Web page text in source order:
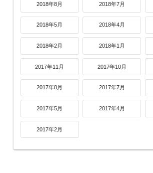
2018年8月 2018年7月
2018年5月 2018年4月
2018年2月 2018年1月
2017年11月 2017年10月
2017年8月 2017年7月
2017年5月 2017年4月
2017年2月